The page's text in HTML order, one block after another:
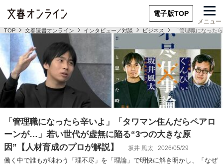
電子版TOP
メニュー
TOP 文春読書オンライン インタビュー／対談 ビジネス 「管理職になった
「管理職になったら辛いよ」「タワマン住んだらペアロ
ーンが…」若い世代が虚無に陥る“3つの大きな原
因”【人材育成のプロが解説】
坂井 風太 2026/05/29
働く中で誰もが味わう「理不尽」を「理論」で明快に解き明かし、「なぜ